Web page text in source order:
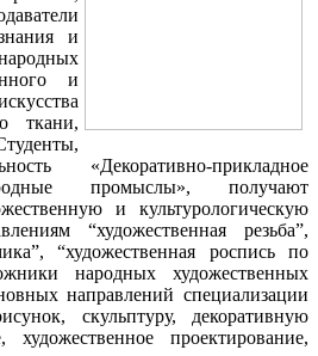
и
и
ткани,
«Декоративно-прикладное
промыслы», получают
и культурологическую
“художественная резьба”,
“художественная роспись по
народных художественных
направлений специализации
скульптуру, декоративную
художественное проектирование,